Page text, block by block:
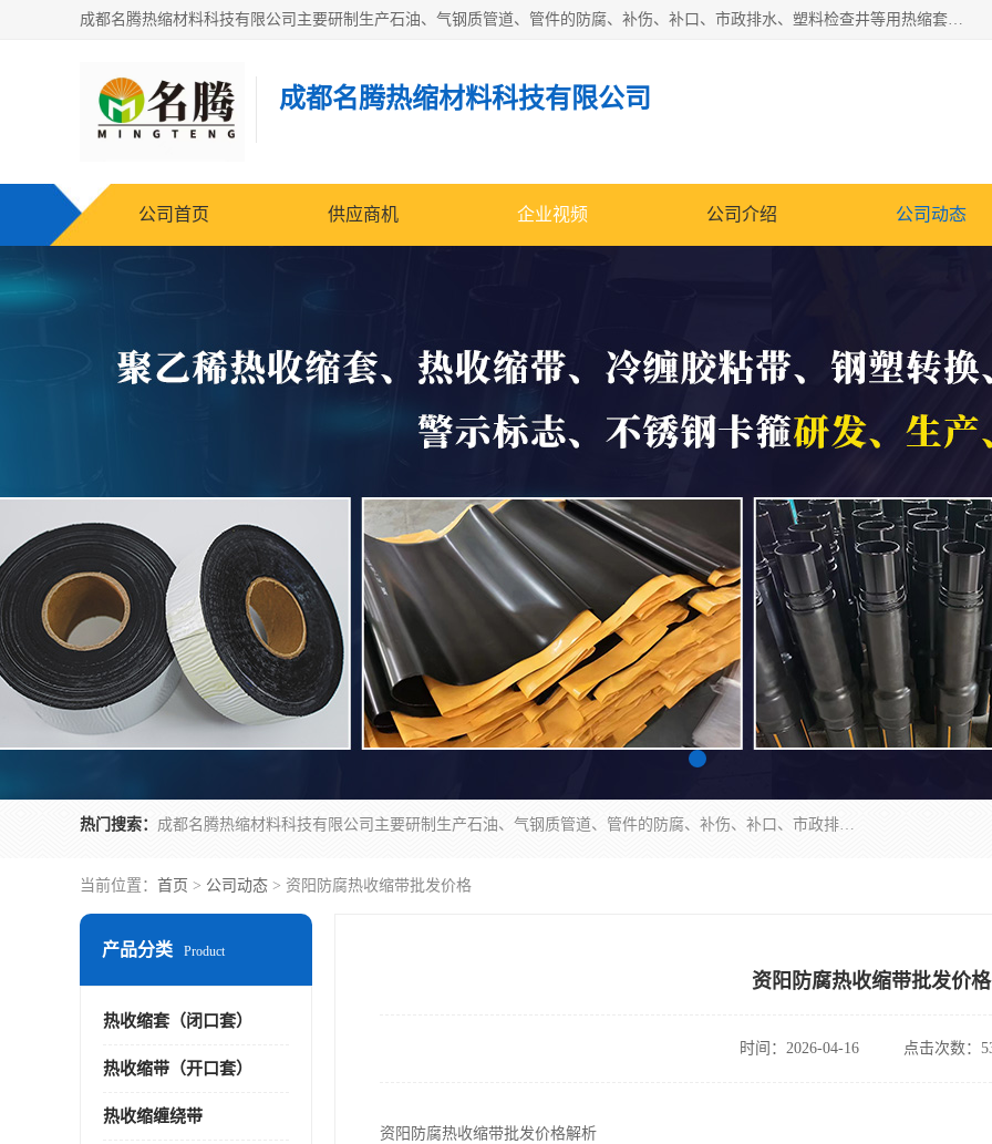
成都名腾热缩材料科技有限公司​主要研制生产石油、气钢质管道、管件的防腐、补伤、补口、市政排水、塑料检查井等用热缩套及市政排水管道不锈钢卡箍。产品包含：不锈钢卡箍、钢塑转换、光固化套、聚乙烯热收缩带、聚乙烯热收缩套、冷缠胶粘带、热收缩套、热收缩带、热收缩缠绕带、防腐热收缩带、热缩缠绕带、热缩套、热缩带等。
成都名腾热缩材料科技有限公司
公司首页 供应商机 企业视频 公司介绍 公司动态
热门搜索： 成都名腾热缩材料科技有限公司​主要研制生产石油、气钢质管道、管件的防腐、补伤、补口、市政排水、塑料检查井等用热缩套及市政排水管道不锈钢卡箍。产品包含：不锈钢卡箍、钢塑转换、光固化套、聚乙烯热收缩带、聚乙烯热收缩套、冷缠胶粘带、热收缩套、热收缩带、热收缩缠绕带、防腐热收缩带、热缩缠绕带、热缩套、热缩带等。
当前位置： 首页 > 公司动态 > 资阳防腐热收缩带批发价格
产品分类 Product
热收缩套（闭口套）
热收缩带（开口套）
热收缩缠绕带
资阳防腐热收缩带批发价格
时间：2026-04-16 点击次数：
资阳防腐热收缩带批发价格解析